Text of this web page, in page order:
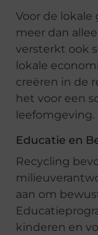
Voor de
meer dan
versterkt ook
lokale
creëren in de
het voor een
leefomgeving.
Educatie en
Recycling
aan om
kinderen en